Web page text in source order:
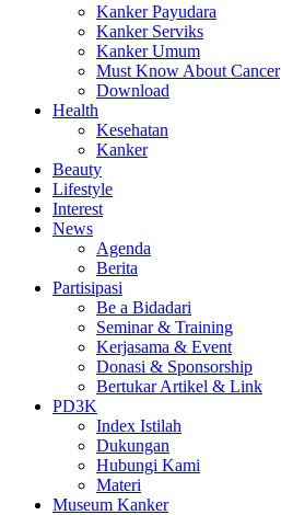
Kanker Payudara
Kanker Serviks
Kanker Umum
Must Know About Cancer
Download
Health
Kesehatan
Kanker
Beauty
Lifestyle
Interest
News
Agenda
Berita
Partisipasi
Be a Bidadari
Seminar & Training
Kerjasama & Event
Donasi & Sponsorship
Bertukar Artikel & Link
PD3K
Index Istilah
Dukungan
Hubungi Kami
Materi
Museum Kanker